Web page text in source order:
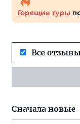
Горящие туры
Все отзывы
Сначала новые